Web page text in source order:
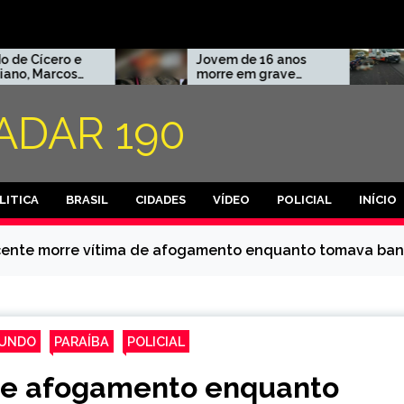
Jovem de 16 anos
morre em grave
acidente com
Marizópolis.
estado
após
190
BRASIL CIDADES VÍDEO POLICIAL INÍCIO
morre vítima de afogamento enquanto tomava
PARAÍBA POLICIAL
afogamento enquanto